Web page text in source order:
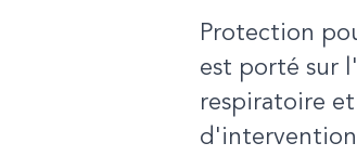
Protection
est porté sur
respiratoire
d'intervention